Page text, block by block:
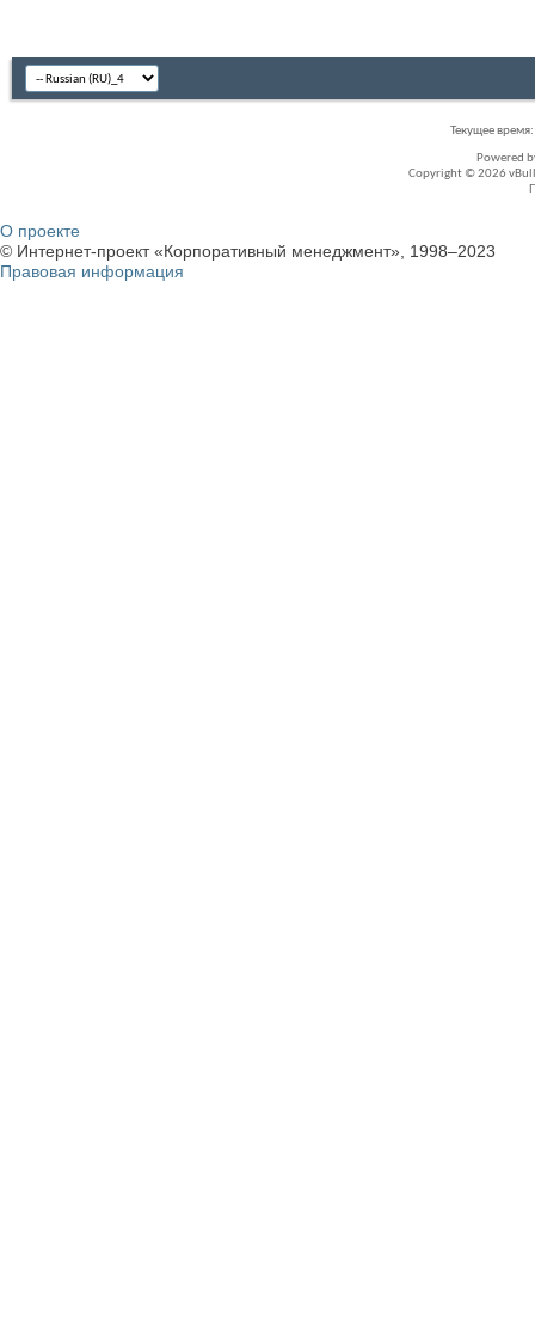
Текущее время:
Powered
Copyright © 2026
О проекте
© Интернет-проект «Корпоративный менеджмент», 1998–2023
Правовая информация